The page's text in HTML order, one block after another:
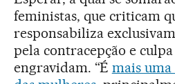
feministas, que criticam
responsabiliza
pela contracepção e culpa
engravidam. “É mais